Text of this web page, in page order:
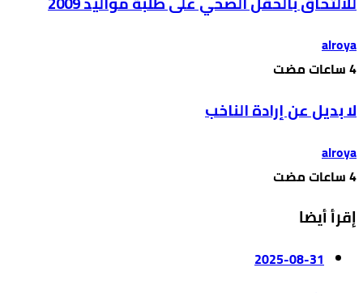
alroya
لا بديل عن إرادة الناخب
alroya
إقرأ أيضا
2025-08-31